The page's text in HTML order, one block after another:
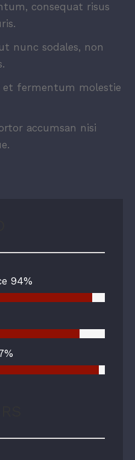
consequat risus
nunc sodales, non
fermentum molestie
accumsan nisi
94%